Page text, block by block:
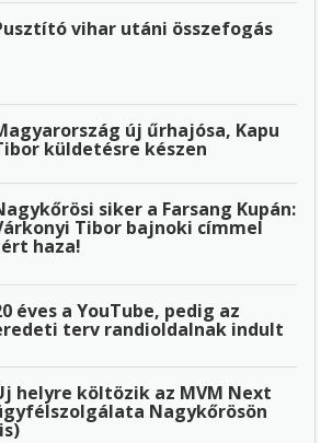
vihar utáni összefogás
új űrhajósa, Kapu
küldetésre készen
siker a Farsang Kupán:
Tibor bajnoki címmel
haza!
éves a YouTube, pedig az
terv randioldalnak indult
helyre költözik az MVM Next
Nagykőrösön